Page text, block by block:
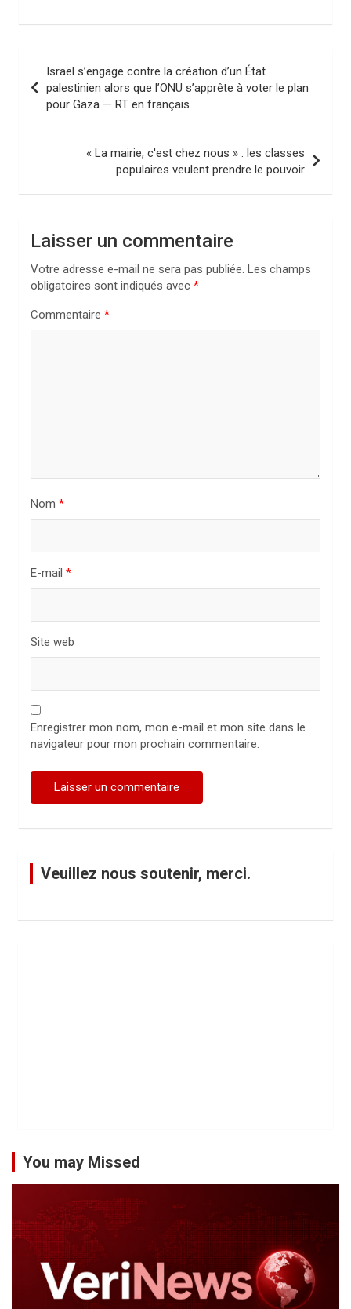
i
Israël s’engage contre la création d’un État
palestinien alors que l’ONU s’apprête à voter le plan
pour Gaza — RT en français
« La mairie, c'est chez nous » : les classes
populaires veulent prendre le pouvoir
Laisser un commentaire
Votre adresse e-mail ne sera pas publiée. Les champs
obligatoires sont indiqués avec *
Commentaire *
Nom *
E-mail *
Site web
Enregistrer mon nom, mon e-mail et mon site dans le
navigateur pour mon prochain commentaire.
Veuillez nous soutenir, merci.
You may Missed